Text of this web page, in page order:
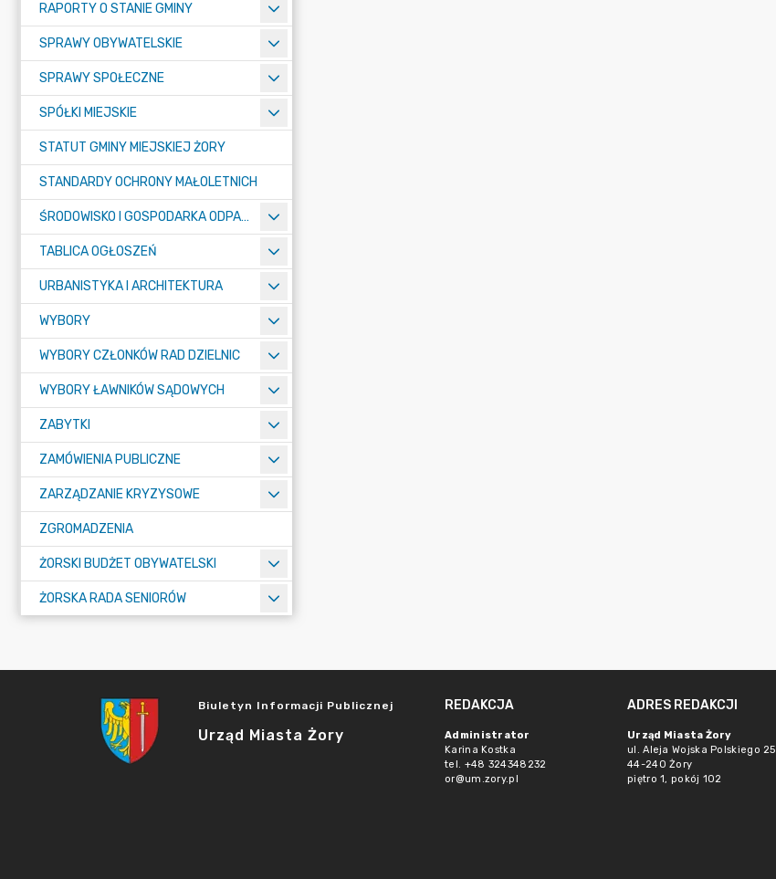
RAPORTY O STANIE GMINY
SPRAWY OBYWATELSKIE
SPRAWY SPOŁECZNE
SPÓŁKI MIEJSKIE
STATUT GMINY MIEJSKIEJ ŻORY
STANDARDY OCHRONY MAŁOLETNICH
ŚRODOWISKO I GOSPODARKA ODPADAMI
TABLICA OGŁOSZEŃ
URBANISTYKA I ARCHITEKTURA
WYBORY
WYBORY CZŁONKÓW RAD DZIELNIC
WYBORY ŁAWNIKÓW SĄDOWYCH
ZABYTKI
ZAMÓWIENIA PUBLICZNE
ZARZĄDZANIE KRYZYSOWE
ZGROMADZENIA
ŻORSKI BUDŻET OBYWATELSKI
ŻORSKA RADA SENIORÓW
Biuletyn Informacji Publicznej
Urząd Miasta Żory
REDAKCJA
Administrator
Karina Kostka
tel. +48 324348232
or@um.zory.pl
ADRES REDAKCJI
Urząd Miasta Żory
ul. Aleja Wojska Polskiego 25
44-240 Żory
piętro 1, pokój 102